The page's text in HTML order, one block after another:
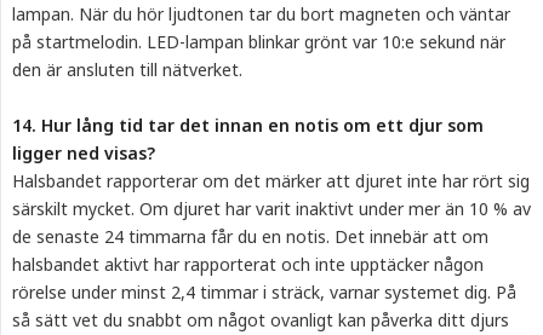
lampan. När du hör ljudtonen tar du bort magneten och väntar
på startmelodin. LED-lampan blinkar grönt var 10:e sekund när
den är ansluten till nätverket.
14. Hur lång tid tar det innan en notis om ett djur som
ligger ned visas?
Halsbandet rapporterar om det märker att djuret inte har rört sig
särskilt mycket. Om djuret har varit inaktivt under mer än 10 % av
de senaste 24 timmarna får du en notis. Det innebär att om
halsbandet aktivt har rapporterat och inte upptäcker någon
rörelse under minst 2,4 timmar i sträck, varnar systemet dig. På
så sätt vet du snabbt om något ovanligt kan påverka ditt djurs